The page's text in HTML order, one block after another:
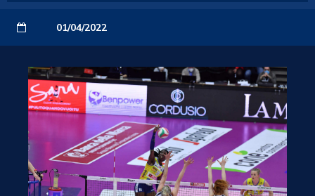
01/04/2022